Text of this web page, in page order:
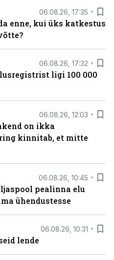
06.08.26, 17:35
enne, kui üks katkestus
06.08.26, 17:32
ligi 100 000
06.08.26, 12:03
on ikka
kinnitab, et mitte
06.08.26, 10:45
pealinna elu
ühendustesse
06.08.26, 10:31
lende